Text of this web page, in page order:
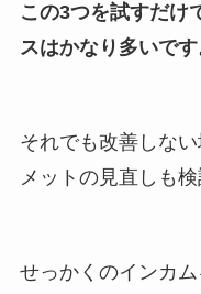
この3つを試すだけ
スはかなり多いです
それでも改善しな
メットの見直しも検
せっかくのインカ